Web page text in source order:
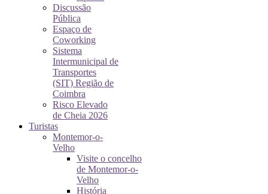
Discussão
Pública
Espaço de
Coworking
Sistema
Intermunicipal de
Transportes
(SIT) Região de
Coimbra
Risco Elevado
de Cheia 2026
Turistas
Montemor-o-
Velho
Visite o concelho
de Montemor-o-
Velho
História